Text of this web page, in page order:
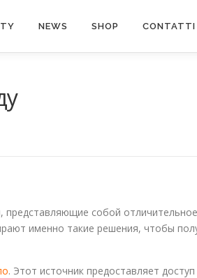
NEWS SHOP CONTATTI
собой
именно такие решения, чтобы
. Этот источник предоставляет